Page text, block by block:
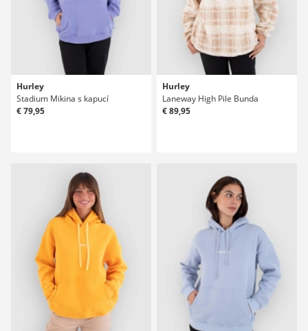
Hurley
Stadium Mikina s kapucí
€ 79,95
Hurley
Laneway High Pile Bunda
€ 89,95